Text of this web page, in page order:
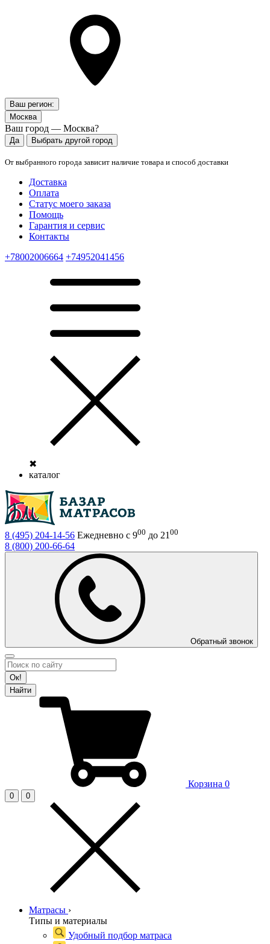
Ваш регион:
Москва
Ваш город — Москва?
Да Выбрать другой город
От выбранного города зависит наличие товара и способ доставки
Доставка
Оплата
Статус моего заказа
Помощь
Гарантия и сервис
Контакты
+78002006664 +74952041456
✖
каталог
8 (495) 204-14-56 Ежедневно с 900 до 21 00
8 (800) 200-66-64
Обратный звонок
Ок!
Найти
Корзина 0
0 0
Матрасы ›
Типы и материалы
Удобный подбор матраса